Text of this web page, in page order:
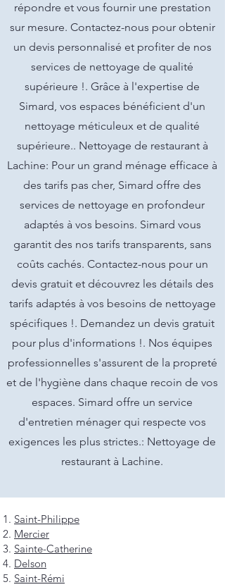
répondre et vous fournir une prestation
sur mesure. Contactez-nous pour obtenir
un devis personnalisé et profiter de nos
services de nettoyage de qualité
supérieure !. Grâce à l'expertise de
Simard, vos espaces bénéficient d'un
nettoyage méticuleux et de qualité
supérieure.. Nettoyage de restaurant à
Lachine: Pour un grand ménage efficace à
des tarifs pas cher, Simard offre des
services de nettoyage en profondeur
adaptés à vos besoins. Simard vous
garantit des nos tarifs transparents, sans
coûts cachés. Contactez-nous pour un
devis gratuit et découvrez les détails des
tarifs adaptés à vos besoins de nettoyage
spécifiques !. Demandez un devis gratuit
pour plus d'informations !. Nos équipes
professionnelles s'assurent de la propreté
et de l'hygiène dans chaque recoin de vos
espaces. Simard offre un service
d'entretien ménager qui respecte vos
exigences les plus strictes.: Nettoyage de
restaurant à Lachine.
Saint-Philippe
Mercier
Sainte-Catherine
Delson
Saint-Rémi